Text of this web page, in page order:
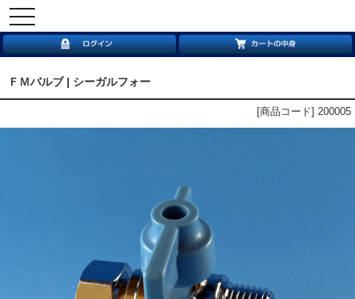
toggle
navigation
ＦＭバルブ | シーガルフォー
[商品コード] 200005